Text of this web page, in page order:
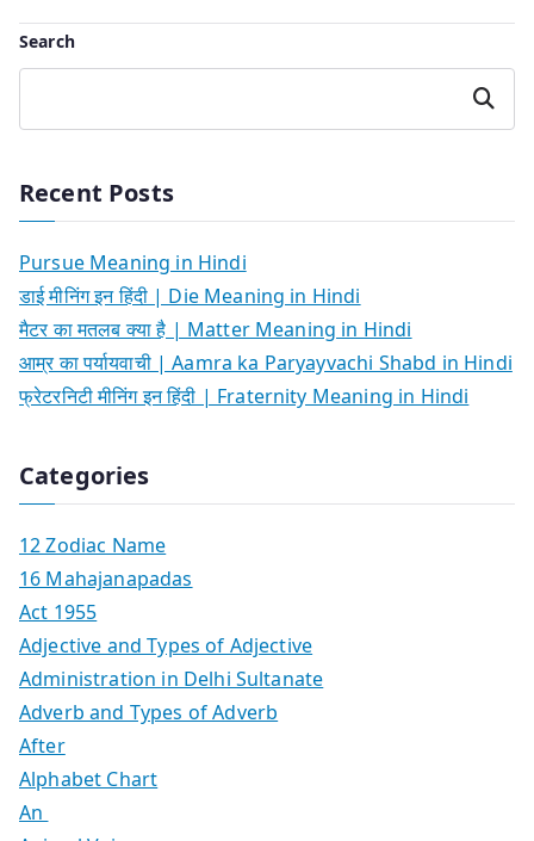
Search
Search
Recent Posts
Pursue Meaning in Hindi
डाई मीनिंग इन हिंदी | Die Meaning in Hindi
मैटर का मतलब क्या है | Matter Meaning in Hindi
आम्र का पर्यायवाची | Aamra ka Paryayvachi Shabd in Hindi
फ्रेटरनिटी मीनिंग इन हिंदी | Fraternity Meaning in Hindi
Categories
12 Zodiac Name
16 Mahajanapadas
Act 1955
Adjective and Types of Adjective
Administration in Delhi Sultanate
Adverb and Types of Adverb
After
Alphabet Chart
An